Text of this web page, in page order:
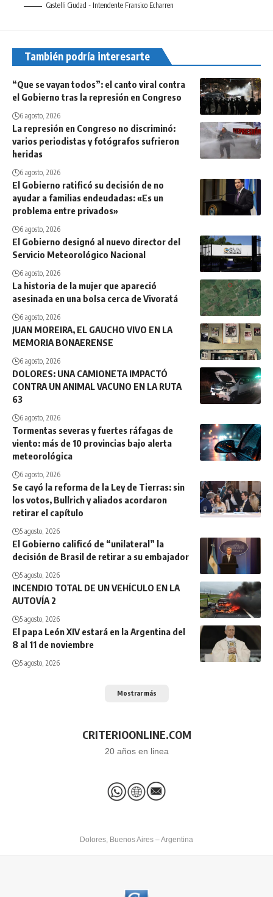
Castelli Ciudad - Intendente Fransico Echarren
También podría interesarte
“Que se vayan todos”: el canto viral contra
el Gobierno tras la represión en Congreso
6 agosto, 2026
La represión en Congreso no discriminó:
varios periodistas y fotógrafos sufrieron
heridas
6 agosto, 2026
El Gobierno ratificó su decisión de no
ayudar a familias endeudadas: «Es un
problema entre privados»
6 agosto, 2026
El Gobierno designó al nuevo director del
Servicio Meteorológico Nacional
6 agosto, 2026
La historia de la mujer que apareció
asesinada en una bolsa cerca de Vivoratá
6 agosto, 2026
JUAN MOREIRA, EL GAUCHO VIVO EN LA
MEMORIA BONAERENSE
6 agosto, 2026
DOLORES: UNA CAMIONETA IMPACTÓ
CONTRA UN ANIMAL VACUNO EN LA RUTA
63
6 agosto, 2026
Tormentas severas y fuertes ráfagas de
viento: más de 10 provincias bajo alerta
meteorológica
6 agosto, 2026
Se cayó la reforma de la Ley de Tierras: sin
los votos, Bullrich y aliados acordaron
retirar el capítulo
5 agosto, 2026
El Gobierno calificó de “unilateral” la
decisión de Brasil de retirar a su embajador
5 agosto, 2026
INCENDIO TOTAL DE UN VEHÍCULO EN LA
AUTOVÍA 2
5 agosto, 2026
El papa León XIV estará en la Argentina del
8 al 11 de noviembre
5 agosto, 2026
Mostrar más
CRITERIOONLINE.COM
20 años en linea
Dolores, Buenos Aires – Argentina